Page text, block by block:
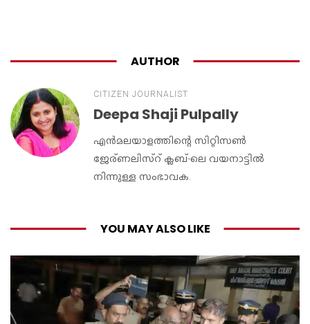
AUTHOR
CITIZEN JOURNALIST
Deepa Shaji Pulpally
എൻമലയാളത്തിന്റെ സിറ്റിസൺ
ജേര്ണലിസ്റ് ക്ലബ്-ലെ വയനാട്ടിൽ
നിന്നുള്ള സംഭാവക.
YOU MAY ALSO LIKE